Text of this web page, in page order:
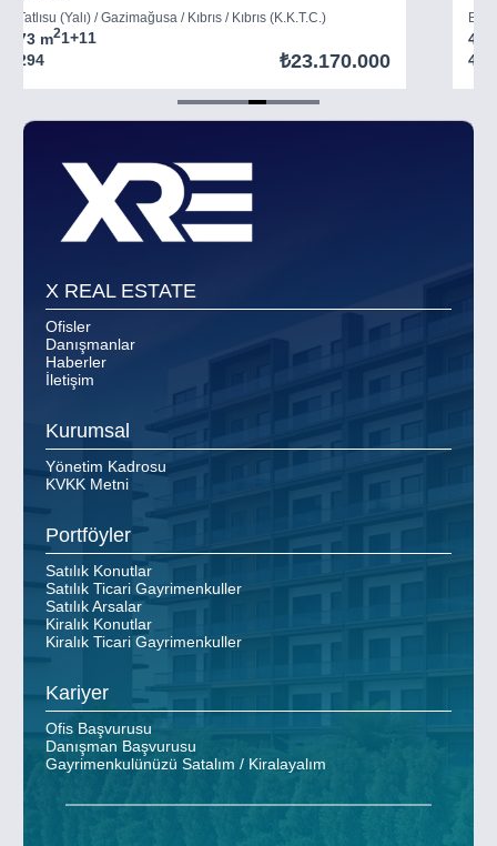
Tatlısu (Yalı) / Gazimağusa / Kıbrıs / Kıbrıs (K.K.T.C.)
73 m21+11
294
₺23.170.000
45
403
of
X REAL ESTATE
Ofisler
Danışmanlar
Haberler
İletişim
Kurumsal
Yönetim Kadrosu
KVKK Metni
Portföyler
Satılık Konutlar
Satılık Ticari Gayrimenkuller
Satılık Arsalar
Kiralık Konutlar
Kiralık Ticari Gayrimenkuller
Kariyer
Ofis Başvurusu
Danışman Başvurusu
Gayrimenkulünüzü Satalım / Kiralayalım